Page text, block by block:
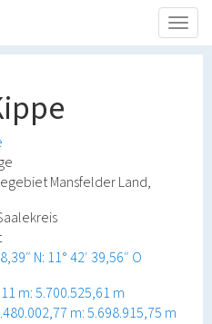
Mansfelder Land,
N: 11° 42′ 39,56″ O
m: 5.700.525,61 m
m: 5.698.915,75 m